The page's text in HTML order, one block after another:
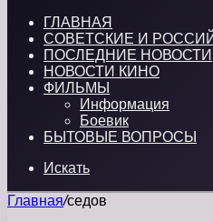
ГЛАВНАЯ
СОВЕТСКИЕ И
ПОСЛЕДНИЕ НОВОСТИ
НОВОСТИ КИНО
ФИЛЬМЫ
Информация
Боевик
БЫТОВЫЕ ВОПРОСЫ
Искать
Главная/седов